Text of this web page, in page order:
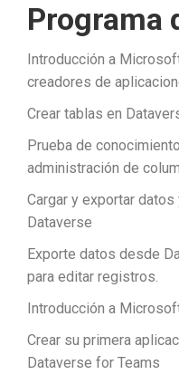
Programa
Introducción a
creadores de
Crear tablas en
Prueba de
administración de
Cargar y exportar
Dataverse
Exporte datos desde
para editar registros.
Introducción a
Crear su primera
Dataverse for Teams